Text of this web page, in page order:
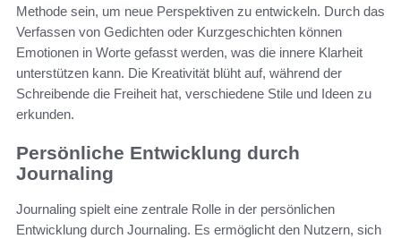
Methode sein, um neue Perspektiven zu entwickeln. Durch das
Verfassen von Gedichten oder Kurzgeschichten können
Emotionen in Worte gefasst werden, was die innere Klarheit
unterstützen kann. Die Kreativität blüht auf, während der
Schreibende die Freiheit hat, verschiedene Stile und Ideen zu
erkunden.
Persönliche Entwicklung durch
Journaling
Journaling spielt eine zentrale Rolle in der persönlichen
Entwicklung durch Journaling. Es ermöglicht den Nutzern, sich